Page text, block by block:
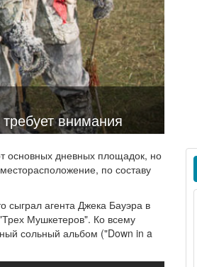
внимания
основных дневных площадок, но
по составу
сыграл агента Джека Бауэра в
Мушкетеров". Ко всему
сольный альбом ("Down in a